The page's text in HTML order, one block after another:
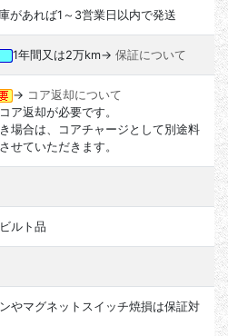
があれば1～3営業日以内で発送
1年間又は2万km→ 保証について
→ コア返却について
ア返却が必要です。
場合は、コアチャージとして別途料
せていただきます。
ルト品
やマグネットスイッチ焼損は保証対